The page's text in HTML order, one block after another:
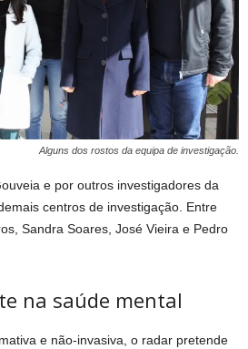
Alguns dos rostos da equipa de investigação.
e por outros investigadores da
centros de investigação. Entre
Sandra Soares, José Vieira e Pedro
na saúde mental
e não-invasiva, o radar pretende